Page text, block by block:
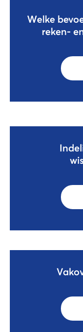
Welke
reken-